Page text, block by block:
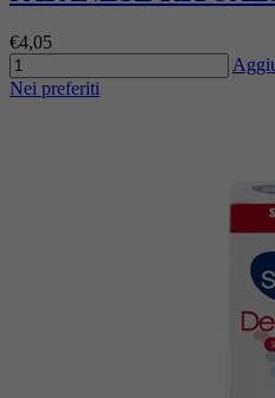
€4,05
Nei preferiti